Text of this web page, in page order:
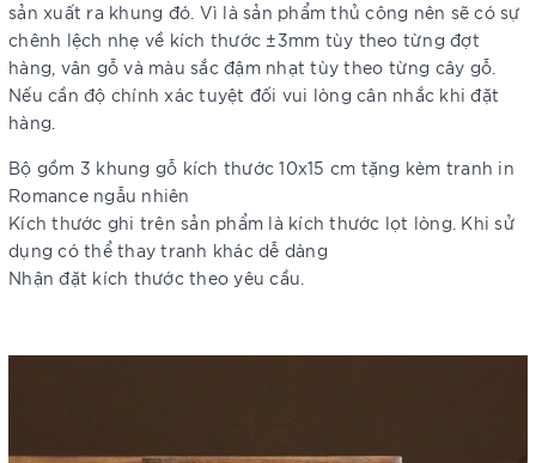
sản xuất ra khung đó. Vì là sản phẩm thủ công nên sẽ có sự
chênh lệch nhẹ về kích thước ±3mm tùy theo từng đợt
hàng, vân gỗ và màu sắc đậm nhạt tùy theo từng cây gỗ.
Nếu cần độ chính xác tuyệt đối vui lòng cân nhắc khi đặt
hàng.
Bộ gồm 3 khung gỗ kích thước 10x15 cm tặng kèm tranh in
Romance ngẫu nhiên
Kích thước ghi trên sản phẩm là kích thước lọt lòng. Khi sử
dụng có thể thay tranh khác dễ dàng
Nhận đặt kích thước theo yêu cầu.